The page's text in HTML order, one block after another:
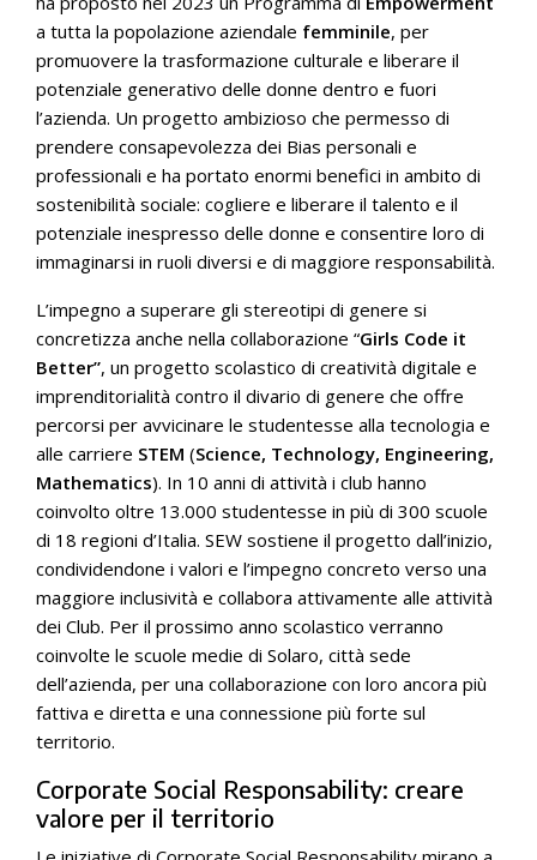
a tutta la popolazione aziendale femminile, per
promuovere la trasformazione culturale e liberare il
potenziale generativo delle donne dentro e fuori
l’azienda. Un progetto ambizioso che permesso di
prendere consapevolezza dei Bias personali e
professionali e ha portato enormi benefici in ambito di
sostenibilità sociale: cogliere e liberare il talento e il
potenziale inespresso delle donne e consentire loro di
immaginarsi in ruoli diversi e di maggiore responsabilità.
L’impegno a superare gli stereotipi di genere si
concretizza anche nella collaborazione “Girls Code it
Better”, un progetto scolastico di creatività digitale e
imprenditorialità contro il divario di genere che offre
percorsi per avvicinare le studentesse alla tecnologia e
alle carriere STEM (Science, Technology, Engineering,
Mathematics). In 10 anni di attività i club hanno
coinvolto oltre 13.000 studentesse in più di 300 scuole
di 18 regioni d’Italia. SEW sostiene il progetto dall’inizio,
condividendone i valori e l’impegno concreto verso una
maggiore inclusività e collabora attivamente alle attività
dei Club. Per il prossimo anno scolastico verranno
coinvolte le scuole medie di Solaro, città sede
dell’azienda, per una collaborazione con loro ancora più
fattiva e diretta e una connessione più forte sul
territorio.
Corporate Social Responsability: creare
valore per il territorio